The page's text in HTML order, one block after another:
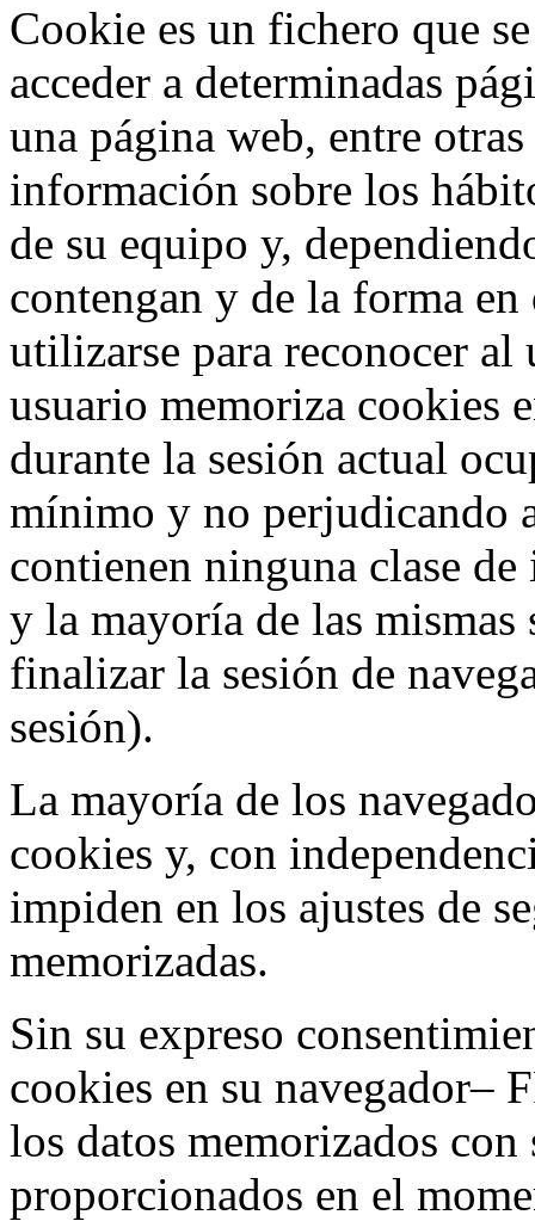
Cookie es un fichero que
acceder a determinadas
una página web, entre
información sobre los
de su equipo y,
contengan y de la forma
utilizarse para reconocer
usuario memoriza cookies
durante la sesión actual
mínimo y no perjudicando
contienen ninguna clase
y la mayoría de las
finalizar la sesión de
sesión).
La mayoría de los
cookies y, con
impiden en los ajustes de
memorizadas.
Sin su expreso
cookies en su navegador–
los datos memorizados con
proporcionados en el